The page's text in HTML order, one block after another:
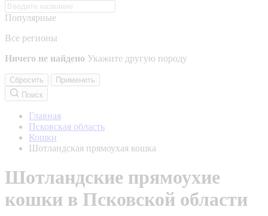
Популярные
Все регионы
Ничего не найдено Укажите другую породу
Сбросить
Применить
Поиск
Главная
Псковская область
Кошки
Шотландская прямоухая кошка
Шотландские прямоухие
кошки в Псковской области